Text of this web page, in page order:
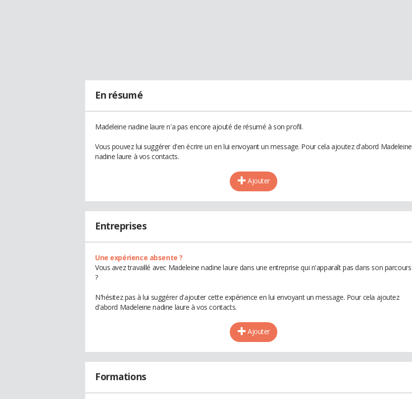
En résumé
Madeleine nadine laure n'a pas encore ajouté de résumé à son profil.
Vous pouvez lui suggérer d'en écrire un en lui envoyant un message. Pour cela ajoutez d'abord Madeleine
nadine laure à vos contacts.
Ajouter
Entreprises
Une expérience absente ?
Vous avez travaillé avec Madeleine nadine laure dans une entreprise qui n'apparaît pas dans son parcours
?
N'hésitez pas à lui suggérer d'ajouter cette expérience en lui envoyant un message. Pour cela ajoutez
d'abord Madeleine nadine laure à vos contacts.
Ajouter
Formations